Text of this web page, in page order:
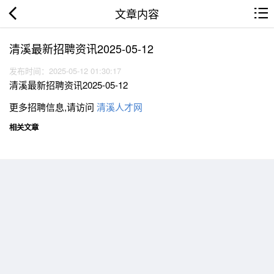
文章内容
清溪最新招聘资讯2025-05-12
发布时间：2025-05-12 01:30:17
清溪最新招聘资讯2025-05-12
更多招聘信息,请访问 清溪人才网
相关文章